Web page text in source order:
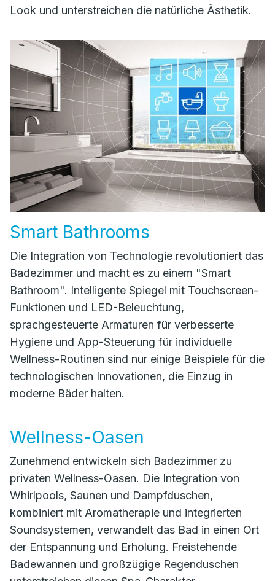
Look und unterstreichen die natürliche Ästhetik.
Smart Bathrooms
Die Integration von Technologie revolutioniert das
Badezimmer und macht es zu einem "Smart
Bathroom". Intelligente Spiegel mit Touchscreen-
Funktionen und LED-Beleuchtung,
sprachgesteuerte Armaturen für verbesserte
Hygiene und App-Steuerung für individuelle
Wellness-Routinen sind nur einige Beispiele für die
technologischen Innovationen, die Einzug in
moderne Bäder halten.
Wellness-Oasen
Zunehmend entwickeln sich Badezimmer zu
privaten Wellness-Oasen. Die Integration von
Whirlpools, Saunen und Dampfduschen,
kombiniert mit Aromatherapie und integrierten
Soundsystemen, verwandelt das Bad in einen Ort
der Entspannung und Erholung. Freistehende
Badewannen und großzügige Regenduschen